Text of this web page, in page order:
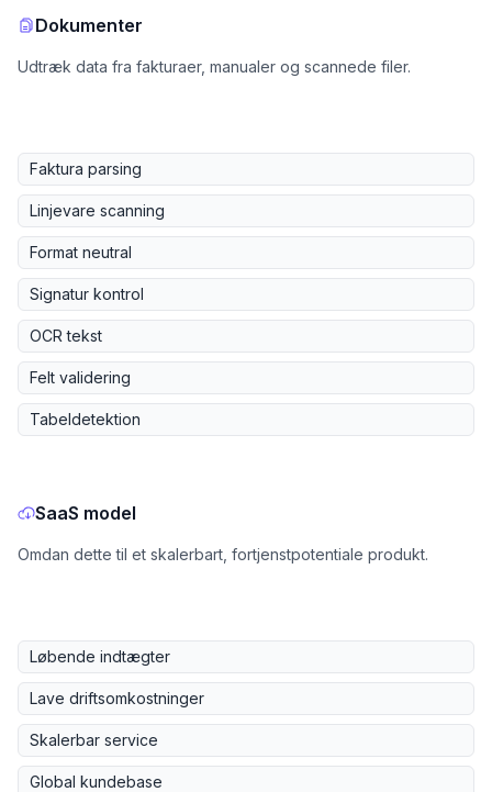
Dokumenter
Udtræk data fra fakturaer, manualer og scannede filer.
Faktura parsing
Linjevare scanning
Format neutral
Signatur kontrol
OCR tekst
Felt validering
Tabeldetektion
SaaS model
Omdan dette til et skalerbart, fortjenstpotentiale produkt.
Løbende indtægter
Lave driftsomkostninger
Skalerbar service
Global kundebase